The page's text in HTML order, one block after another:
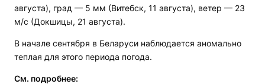
августа), град — 5 мм (Витебск, 11 августа), ветер — 23
м/с (Докшицы, 21 августа).
В начале сентября в Беларуси наблюдается аномально
теплая для этого периода погода.
См. подробнее: